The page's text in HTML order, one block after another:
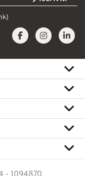
)
- 1094870